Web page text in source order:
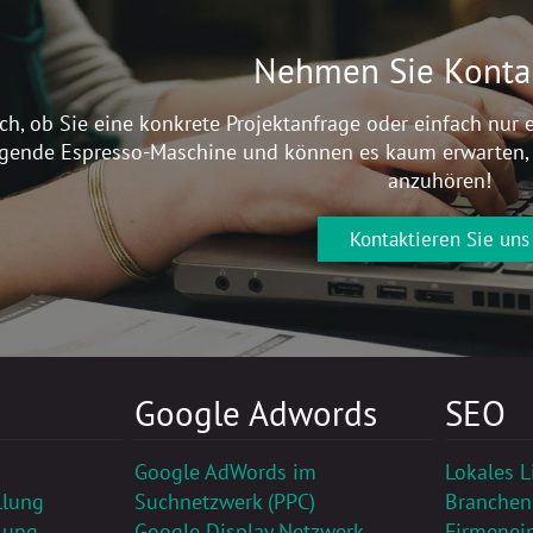
Nehmen Sie
ob Sie eine konkrete Projektanfrage oder einfach
Espresso-Maschine und können es kaum
anzuhören!
Kontaktieren Sie uns
Google Adwords
Google AdWords im
Suchnetzwerk (PPC)
SEO
Lokales